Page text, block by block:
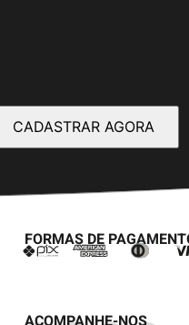
CADASTRAR AGORA
FORMAS DE